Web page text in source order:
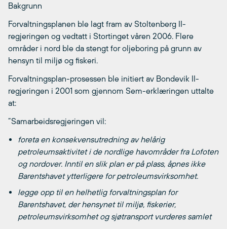
Bakgrunn
Forvaltningsplanen ble lagt fram av Stoltenberg II-
regjeringen og vedtatt i Stortinget våren 2006. Flere
områder i nord ble da stengt for oljeboring på grunn av
hensyn til miljø og fiskeri.
Forvaltningsplan-prosessen ble initiert av Bondevik II-
regjeringen i 2001 som gjennom Sem-erklæringen uttalte
at:
”Samarbeidsregjeringen vil:
foreta en konsekvensutredning av helårig
petroleumsaktivitet i de nordlige havområder fra Lofoten
og nordover. Inntil en slik plan er på plass, åpnes ikke
Barentshavet ytterligere for petroleumsvirksomhet.
legge opp til en helhetlig forvaltningsplan for
Barentshavet, der hensynet til miljø, fiskerier,
petroleumsvirksomhet og sjøtransport vurderes samlet